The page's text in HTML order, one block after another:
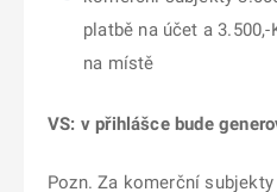
platbě na účet a
na místě
VS: v přihlášce bude
Pozn. Za komerční